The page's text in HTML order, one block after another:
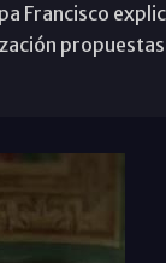
Francisco
propuestas